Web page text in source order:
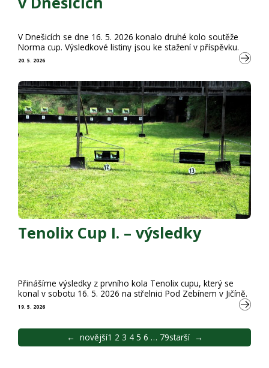
20. 5. 2026
V Dnešicích se dne 16. 5. 2026 konalo druhé kolo soutěže
Norma cup. Výsledkové listiny jsou ke stažení v příspěvku.
Tenolix Cup I. – výsledky
19. 5. 2026
Přinášíme výsledky z prvního kola Tenolix cupu, který se
konal v sobotu 16. 5. 2026 na střelnici Pod Zebínem v Jičíně.
← novější1 2 3 4 5 6 … 79starší →